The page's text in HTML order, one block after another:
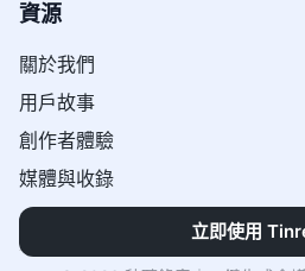
資源
關於我們
用戶故事
創作者體驗
媒體與收錄
立即使用